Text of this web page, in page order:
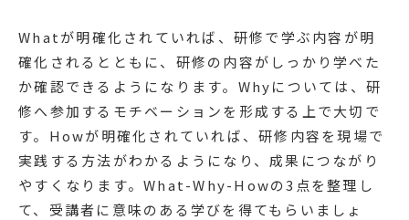
Whatが明確化されていれば、研修で学ぶ内容が明
確化されるとともに、研修の内容がしっかり学べた
か確認できるようになります。Whyについては、研
修へ参加するモチベーションを形成する上で大切で
す。Howが明確化されていれば、研修内容を現場で
実践する方法がわかるようになり、成果につながり
やすくなります。What-Why-Howの3点を整理し
て、受講者に意味のある学びを得てもらいましょ